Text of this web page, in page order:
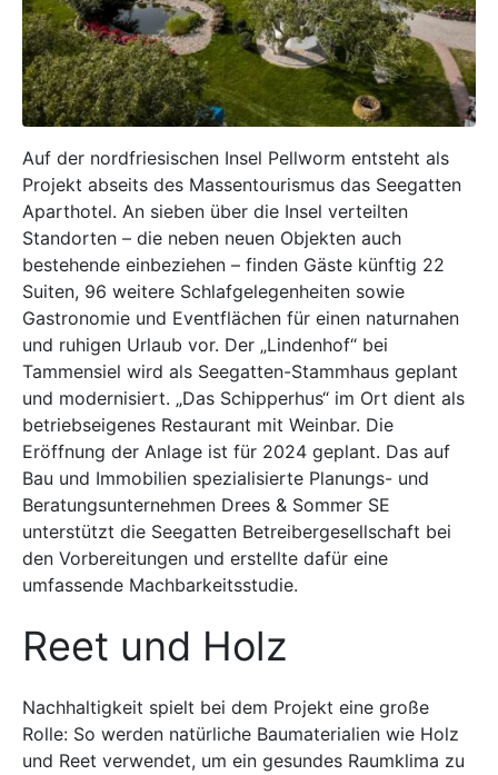
Auf der nordfriesischen Insel Pellworm entsteht als
Projekt abseits des Massentourismus das Seegatten
Aparthotel. An sieben über die Insel verteilten
Standorten – die neben neuen Objekten auch
bestehende einbeziehen – finden Gäste künftig 22
Suiten, 96 weitere Schlafgelegenheiten sowie
Gastronomie und Eventflächen für einen naturnahen
und ruhigen Urlaub vor. Der „Lindenhof“ bei
Tammensiel wird als Seegatten-Stammhaus geplant
und modernisiert. „Das Schipperhus“ im Ort dient als
betriebseigenes Restaurant mit Weinbar. Die
Eröffnung der Anlage ist für 2024 geplant. Das auf
Bau und Immobilien spezialisierte Planungs- und
Beratungsunternehmen Drees & Sommer SE
unterstützt die Seegatten Betreibergesellschaft bei
den Vorbereitungen und erstellte dafür eine
umfassende Machbarkeitsstudie.
Reet und Holz
Nachhaltigkeit spielt bei dem Projekt eine große
Rolle: So werden natürliche Baumaterialien wie Holz
und Reet verwendet, um ein gesundes Raumklima zu